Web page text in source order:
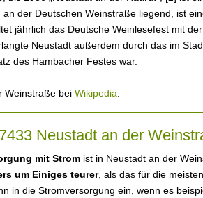
an der Deutschen Weinstraße liegend, ist
jährlich das Deutsche Weinlesefest mit
Neustadt außerdem durch das im
des Hambacher Festes war.
Weinstraße bei Wikipedia
Neustadt an der
mit Strom ist in Neustadt an der
um Einiges teurer, als das für die
in die Stromversorgung ein, wenn es